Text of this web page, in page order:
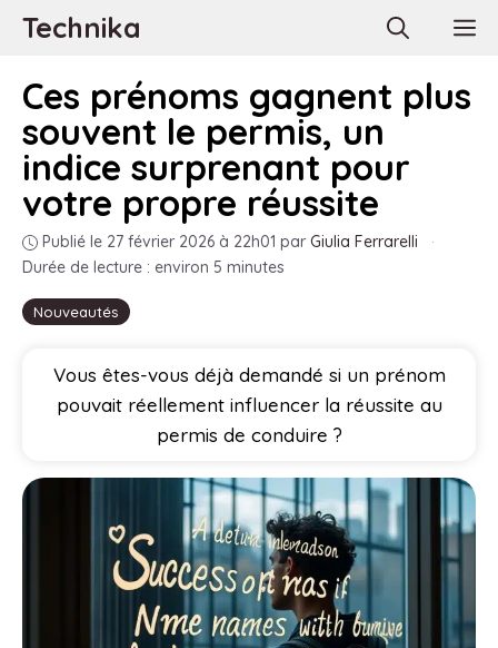
AllerTechnika
Nouveautés
Ces prénoms gagnent plus
souvent le permis, un
indice surprenant pour
votre propre réussite
Publié le 27 février 2026 à 22h01 par Giulia Ferrarelli
·
Durée de lecture : environ 5 minutes
Vous êtes-vous déjà demandé si un prénom
pouvait réellement influencer la réussite au
permis de conduire ?